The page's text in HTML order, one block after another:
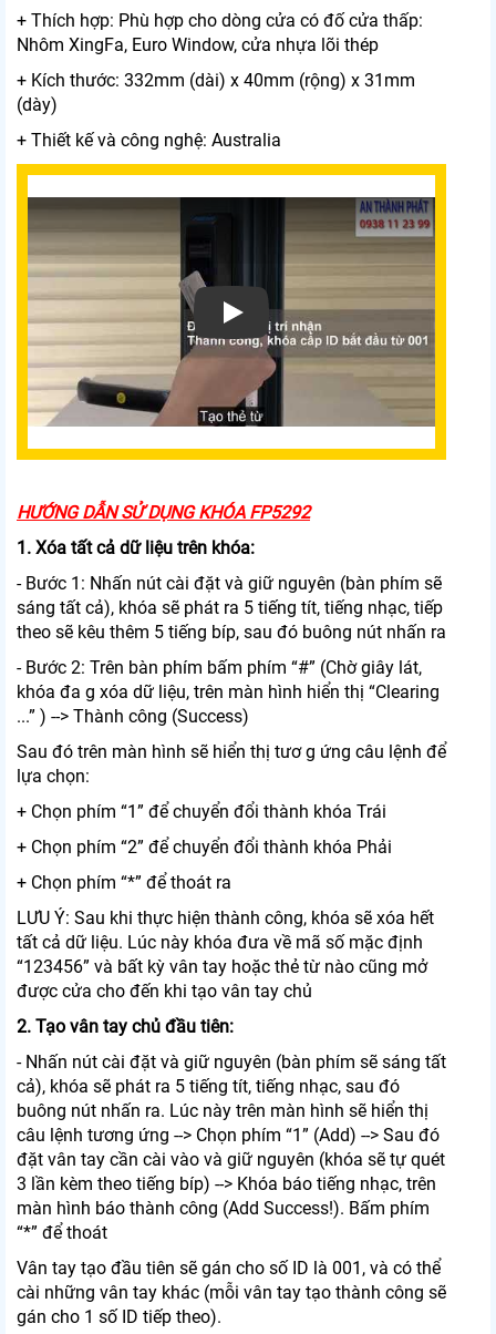
+ Thích hợp: Phù hợp cho dòng cửa có đố cửa thấp:
Nhôm XingFa, Euro Window, cửa nhựa lõi thép
+ Kích thước: 332mm (dài) x 40mm (rộng) x 31mm
(dày)
+ Thiết kế và công nghệ: Australia
HƯỚNG DẪN SỬ DỤNG KHÓA FP5292
1. Xóa tất cả dữ liệu trên khóa:
- Bước 1: Nhấn nút cài đặt và giữ nguyên (bàn phím sẽ
sáng tất cả), khóa sẽ phát ra 5 tiếng tít, tiếng nhạc, tiếp
theo sẽ kêu thêm 5 tiếng bíp, sau đó buông nút nhấn ra
- Bước 2: Trên bàn phím bấm phím “#” (Chờ giây lát,
khóa đa g xóa dữ liệu, trên màn hình hiển thị “Clearing
...” ) --> Thành công (Success)
Sau đó trên màn hình sẽ hiển thị tươ g ứng câu lệnh để
lựa chọn:
+ Chọn phím “1” để chuyển đổi thành khóa Trái
+ Chọn phím “2” để chuyển đổi thành khóa Phải
+ Chọn phím “*” để thoát ra
LƯU Ý: Sau khi thực hiện thành công, khóa sẽ xóa hết
tất cả dữ liệu. Lúc này khóa đưa về mã số mặc định
“123456” và bất kỳ vân tay hoặc thẻ từ nào cũng mở
được cửa cho đến khi tạo vân tay chủ
2. Tạo vân tay chủ đầu tiên:
- Nhấn nút cài đặt và giữ nguyên (bàn phím sẽ sáng tất
cả), khóa sẽ phát ra 5 tiếng tít, tiếng nhạc, sau đó
buông nút nhấn ra. Lúc này trên màn hình sẽ hiển thị
câu lệnh tương ứng --> Chọn phím “1” (Add) --> Sau đó
đặt vân tay cần cài vào và giữ nguyên (khóa sẽ tự quét
3 lần kèm theo tiếng bíp) --> Khóa báo tiếng nhạc, trên
màn hình báo thành công (Add Success!). Bấm phím
“*” để thoát
Vân tay tạo đầu tiên sẽ gán cho số ID là 001, và có thể
cài những vân tay khác (mỗi vân tay tạo thành công sẽ
gán cho 1 số ID tiếp theo).